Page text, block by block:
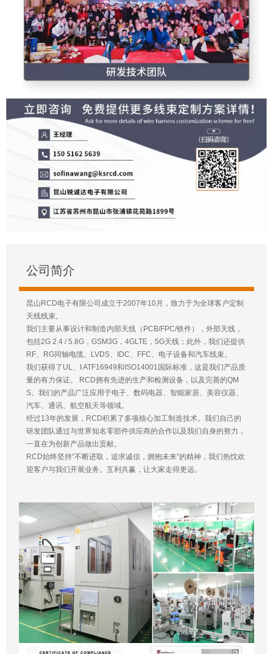
公司简介
昆山RCD电子有限公司成立于2007年10月，致力于为全球客户定制
天线线束。
我们主要从事设计和制造内部天线（PCB/FPC/铁件），外部天线，
包括2G 2.4 / 5.8G，GSM3G，4GLTE，5G天线；此外，我们还提供
RF、RG同轴电缆、LVDS、IDC、FFC、电子设备和汽车线束。
我们获得了UL、I ATF16949和ISO14001国际标准，这是我们产品质
量的有力保证。 RCD拥有先进的生产和检测设备，以及完善的QM
S。我们的产品广泛应用于电子、数码电器、智能家居、美容仪器、
汽车、通讯、航空航天等领域。
经过13年的发展，RCD积累了多项核心加工制造技术。我们自己的
研发团队通过与世界知名零部件供应商的合作以及我们自身的努力，
一直在为创新产品做出贡献。
RCD始终坚持“不断进取，追求诚信，拥抱未来”的精神，我们热忱欢
迎客户与我们开展业务。互利共赢，让大家走得更远。